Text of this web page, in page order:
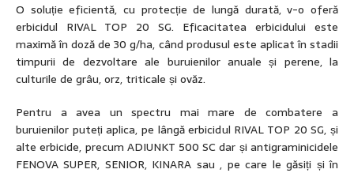
O soluție eficientă, cu protecție de lungă durată, v-o oferă
erbicidul RIVAL TOP 20 SG. Eficacitatea erbicidului este
maximă în doză de 30 g/ha, când produsul este aplicat în stadii
timpurii de dezvoltare ale buruienilor anuale și perene, la
culturile de grâu, orz, triticale și ovăz.
Pentru a avea un spectru mai mare de combatere a
buruienilor puteți aplica, pe lângă erbicidul RIVAL TOP 20 SG, și
alte erbicide, precum ADIUNKT 500 SC dar și antigraminicidele
FENOVA SUPER, SENIOR, KINARA sau , pe care le găsiți și în